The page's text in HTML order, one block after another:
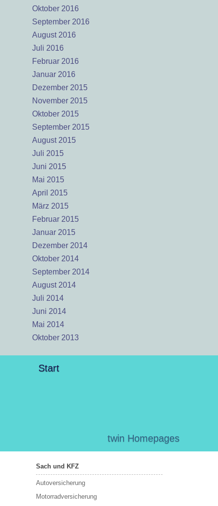
Oktober 2016
September 2016
August 2016
Juli 2016
Februar 2016
Januar 2016
Dezember 2015
November 2015
Oktober 2015
September 2015
August 2015
Juli 2015
Juni 2015
Mai 2015
April 2015
März 2015
Februar 2015
Januar 2015
Dezember 2014
Oktober 2014
September 2014
August 2014
Juli 2014
Juni 2014
Mai 2014
Oktober 2013
Start
twin Homepages
Sach und KFZ
Autoversicherung
Motorradversicherung